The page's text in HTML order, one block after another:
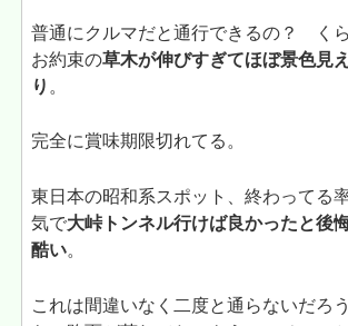
普通にクルマだと通行できるの？ くら
お約束の草木が伸びすぎてほぼ景色見
り 。
完全に賞味期限切れてる。
東日本の昭和系スポット、終わってる
気で大峠トンネル行けば良かったと後
酷い。
これは間違いなく二度と通らないだろ